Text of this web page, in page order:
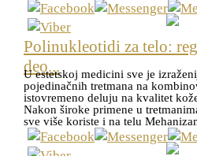
Polinukleotidi za telo:
deo...
U estetskoj medicini sve je
pojedinačnih tretmana na
istovremeno deluju na kvalitet
Nakon široke primene u
sve više koriste i na telu